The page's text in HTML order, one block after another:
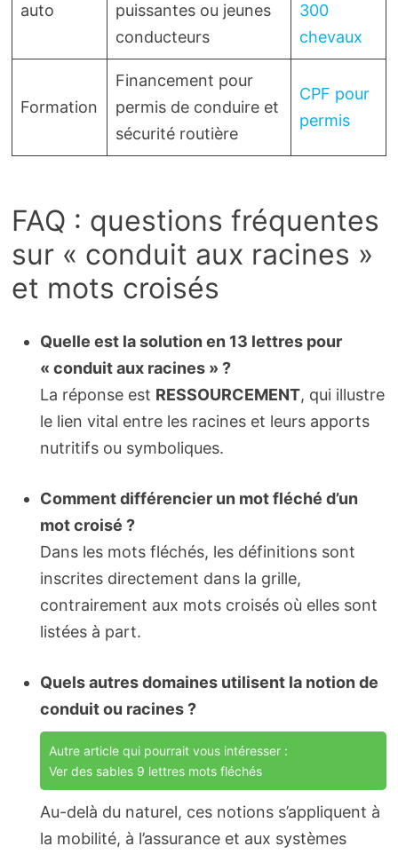
auto
puissantes ou jeunes
conducteurs
300
chevaux
Formation
Financement pour
permis de conduire et
sécurité routière
CPF pour
permis
FAQ : questions fréquentes
sur « conduit aux racines »
et mots croisés
Quelle est la solution en 13 lettres pour
« conduit aux racines » ?
La réponse est RESSOURCEMENT, qui illustre
le lien vital entre les racines et leurs apports
nutritifs ou symboliques.
Comment différencier un mot fléché d’un
mot croisé ?
Dans les mots fléchés, les définitions sont
inscrites directement dans la grille,
contrairement aux mots croisés où elles sont
listées à part.
Quels autres domaines utilisent la notion de
conduit ou racines ?
Autre article qui pourrait vous intéresser :
Ver des sables 9 lettres mots fléchés
Au-delà du naturel, ces notions s’appliquent à
la mobilité, à l’assurance et aux systèmes